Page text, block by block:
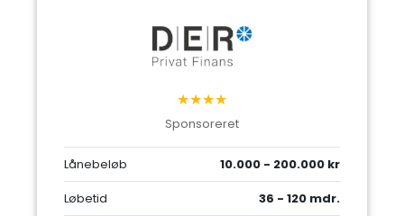
★★★★
Sponsoreret
Lånebeløb
10.000 - 200.000 kr
Løbetid
36 - 120 mdr.